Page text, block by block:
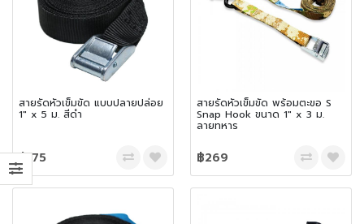
สายรัดหัวเข็มขัด แบบปลายปล่อย
1″ x 5 ม. สีดำ
฿175
สายรัดหัวเข็มขัด พร้อมตะขอ S
Snap Hook ขนาด 1″ x 3 ม.
ลายทหาร
฿269